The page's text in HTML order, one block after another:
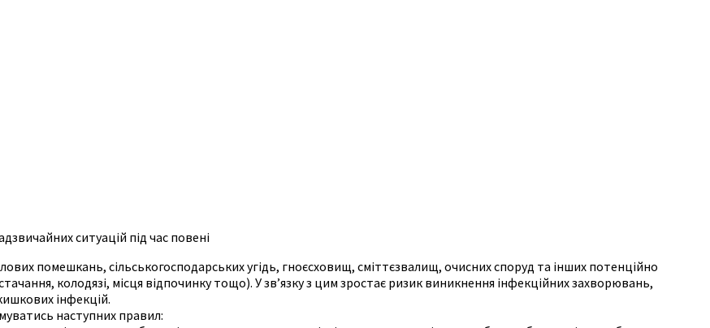
ситуацій під час повені
помешкань, сільськогосподарських угідь, гноєсховищ, сміттєзвалищ, очисних споруд та інших потенційно
колодязі, місця відпочинку тощо). У зв’язку з цим зростає ризик виникнення інфекційних захворювань,
інфекцій.
наступних правил: